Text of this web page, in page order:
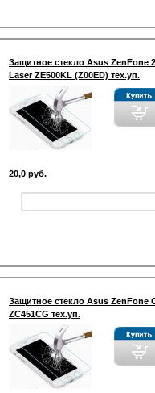
Защитное стекло Asus ZenFone 2
Laser ZE500KL (Z00ED) тех.уп.
20,0 руб.
Защитное стекло Asus ZenFone
ZC451CG тех.уп.